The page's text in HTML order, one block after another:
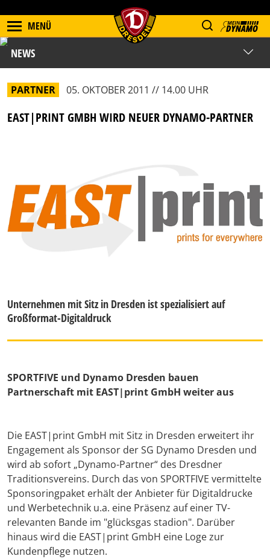
MENÜ
NEWS
PARTNER 05. OKTOBER 2011 // 14.00 UHR
EAST|PRINT GMBH WIRD NEUER DYNAMO-PARTNER
Unternehmen mit Sitz in Dresden ist spezialisiert auf
Großformat-Digitaldruck
SPORTFIVE und Dynamo Dresden bauen
Partnerschaft mit EAST|print GmbH weiter aus
Die EAST|print GmbH mit Sitz in Dresden erweitert ihr
Engagement als Sponsor der SG Dynamo Dresden und
wird ab sofort „Dynamo-Partner“ des Dresdner
Traditionsvereins. Durch das von SPORTFIVE vermittelte
Sponsoringpaket erhält der Anbieter für Digitaldrucke
und Werbetechnik u.a. eine Präsenz auf einer TV-
relevanten Bande im "glücksgas stadion". Darüber
hinaus wird die EAST|print GmbH eine Loge zur
Kundenpflege nutzen.